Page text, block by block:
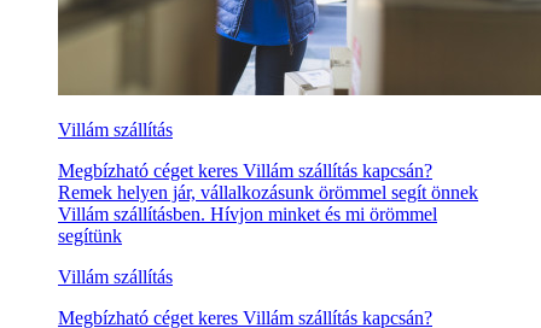
Villám szállítás
Megbízható céget keres Villám szállítás kapcsán?
Remek helyen jár, vállalkozásunk örömmel segít önnek
Villám szállításben. Hívjon minket és mi örömmel
segítünk
Villám szállítás
Megbízható céget keres Villám szállítás kapcsán?